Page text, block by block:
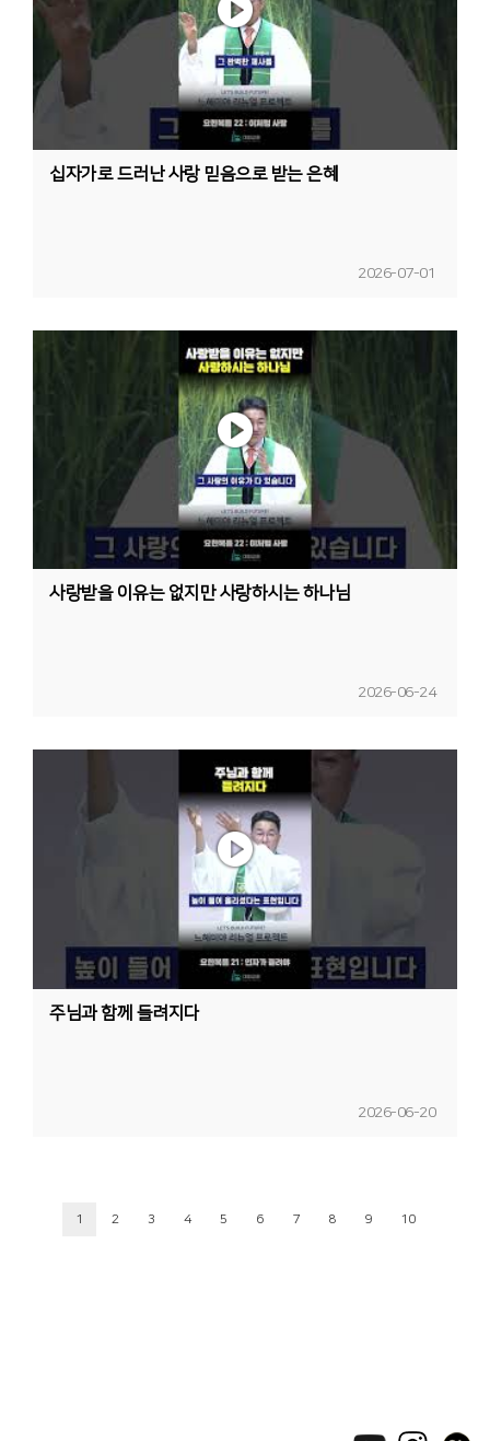
십자가로 드러난 사랑 믿음으로 받는 은혜
2026-07-01
사랑받을 이유는 없지만 사랑하시는 하나님
2026-06-24
주님과 함께 들려지다
2026-06-20
1 2 3 4 5 6 7 8 9 10